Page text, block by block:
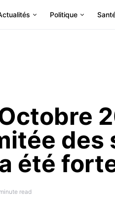
Politique
été
read